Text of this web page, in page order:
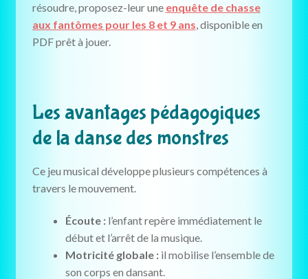
résoudre, proposez-leur une enquête de chasse
aux fantômes pour les 8 et 9 ans, disponible en
PDF prêt à jouer.
Les avantages pédagogiques
de la danse des monstres
Ce jeu musical développe plusieurs compétences à
travers le mouvement.
Écoute :l’enfant repère immédiatement le
début et l’arrêt de la musique.
Motricité globale :il mobilise l’ensemble de
son corps en dansant.